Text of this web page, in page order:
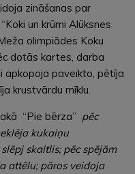
zināšanas par
un krūmi Alūksnes
olimpiādes Koku
dotās kartes, darba
apkopoja paveikto, pētīja
krustvārdu mīklu.
“Pie bērza” pēc
kukaiņu
skaitlis; pēc spējām
attēlu; pāros veidoja